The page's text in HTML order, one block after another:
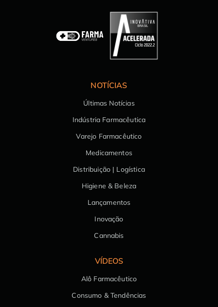
NOTÍCIAS
Últimas Notícias
Indústria Farmacêutica
Varejo Farmacêutico
Medicamentos
Distribuição | Logística
Higiene & Beleza
Lançamentos
Inovação
Cannabis
VÍDEOS
Alô Farmacêutico
Consumo & Tendências